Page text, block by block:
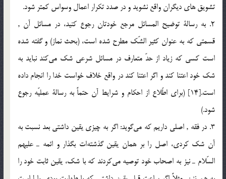
تشويق هاي ديگران واقع نشويد و در صدد تكرار اعمال وسواس كمتر شود.
2. به رسالة توضيح المسائل مرجع خودتان رجوع كنيد، در مسائل آن ,
قسمتي كه به عنوان كثير الشّك مطرح شده است، (بحث نماز) و گفته شده
است كسي كه زياد از حدّ متعارف در مسائل شرعي شك مي‌كند نبايد به
شك خود اعتنا كند و اگر اعتنا كند در واقع خلاف خواست خدا را انجام داده
است.[14] (براي اطّلاع از احكام و شرايط آن حتماً به رسالة عمليّه رجوع
شود.)
3. در فقه , اصلي داريم كه مي‌گويد: اگر به چيزي يقين داشتي بعد نسبت به
آن شك كردي، اصل را بر همان يقين گذشته‌ات بگذار و ائمه ـ عليهم
السّلام ـ نيز به اصحاب خود توصيه مي‌كردند كه با شك، يقين ثابت خود را